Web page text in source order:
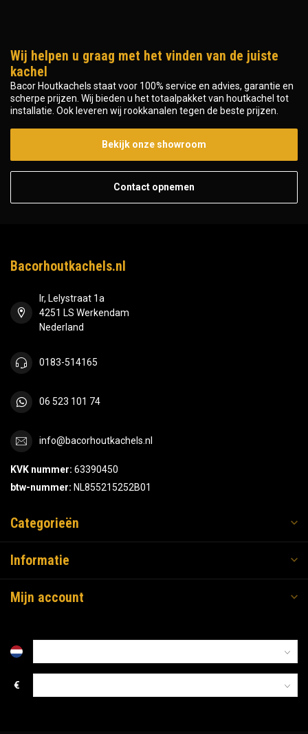
Wij helpen u graag met het vinden van de juiste
kachel
Bacor Houtkachels staat voor 100% service en advies, garantie en
scherpe prijzen. Wij bieden u het totaalpakket van houtkachel tot
installatie. Ook leveren wij rookkanalen tegen de beste prijzen.
Bekijk onze showroom
Contact opnemen
Bacorhoutkachels.nl
Ir, Lelystraat 1a
4251 LS Werkendam
Nederland
0183-514165
06 523 101 74
info@bacorhoutkachels.nl
KVK nummer: 63390450
btw-nummer: NL855215252B01
Categorieën
Informatie
Mijn account
€